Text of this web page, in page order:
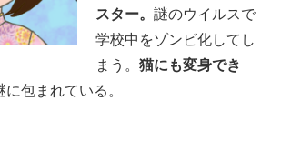
スター。 謎のウイルスで
学校中をゾンビ化してし
まう。 猫にも変身でき
包まれている。